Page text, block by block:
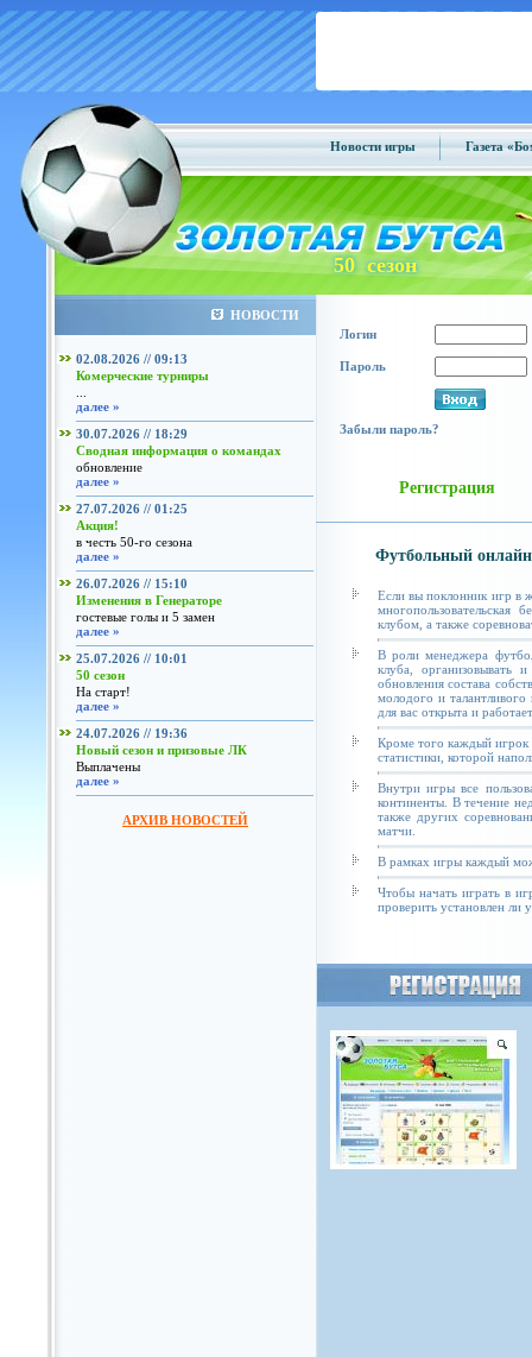
Новости игры Газета
50 сезон
НОВОСТИ
02.08.2026 // 09:13
Комерческие турниры
далее »
30.07.2026 // 18:29
Сводная информация о командах
обновление
далее »
27.07.2026 // 01:25
Акция!
в честь 50-го сезона
далее »
26.07.2026 // 15:10
Изменения в Генераторе
гостевые голы и 5 замен
далее »
25.07.2026 // 10:01
50 сезон
На старт!
далее »
24.07.2026 // 19:36
Новый сезон и призовые ЛК
Выплачены
далее »
АРХИВ НОВОСТЕЙ
Логин
Пароль
Забыли пароль?
Регистрация
Футбольный
Если вы поклонник игр в
клубом, а также
В роли менеджера
клуба, организовывать
обновления состава
молодого и талантливого
для вас открыта и
Кроме того каждый игрок
статистики, которой
Внутри игры все
континенты. В течение
также других
матчи.
В рамках игры каждый
Чтобы начать играть в
проверить установлен ли